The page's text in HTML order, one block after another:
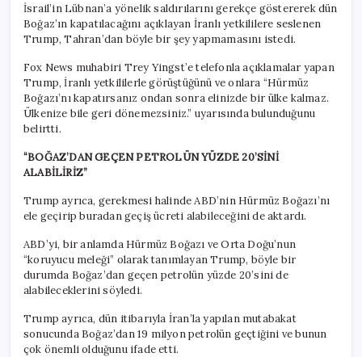
İsrail’in Lübnan’a yönelik saldırılarını gerekçe göstererek dün
Boğaz’ın kapatılacağını açıklayan İranlı yetkililere seslenen
Trump, Tahran’dan böyle bir şey yapmamasını istedi.
Fox News muhabiri Trey Yingst’e telefonla açıklamalar yapan
Trump, İranlı yetkililerle görüştüğünü ve onlara “Hürmüz
Boğazı’nı kapatırsanız ondan sonra elinizde bir ülke kalmaz.
Ülkenize bile geri dönemezsiniz.” uyarısında bulunduğunu
belirtti.
“BOĞAZ’DAN GEÇEN PETROLÜN YÜZDE 20’SİNİ
ALABİLİRİZ”
Trump ayrıca, gerekmesi halinde ABD’nin Hürmüz Boğazı’nı
ele geçirip buradan geçiş ücreti alabileceğini de aktardı.
ABD’yi, bir anlamda Hürmüz Boğazı ve Orta Doğu’nun
“koruyucu meleği” olarak tanımlayan Trump, böyle bir
durumda Boğaz’dan geçen petrolün yüzde 20’sini de
alabileceklerini söyledi.
Trump ayrıca, dün itibarıyla İran’la yapılan mutabakat
sonucunda Boğaz’dan 19 milyon petrolün geçtiğini ve bunun
çok önemli olduğunu ifade etti.